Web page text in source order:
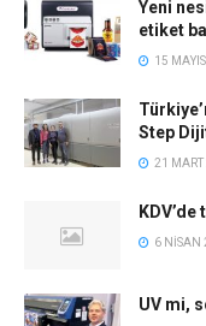
Yeni
etiket
15
Step
21
6 NISAN
UV mi,